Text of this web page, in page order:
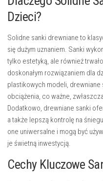
Dzieci?
Solidne sanki drewniane to
się dużym uznaniem. Sanki
tylko estetyką, ale również
doskonałym rozwiązaniem dla
plastikowych modeli, drewniane
obciążenia, co ważne,
Dodatkowo, drewniane sanki
a także lepszą kontrolę na
one uniwersalne i mogą być
je świetną inwestycją.
Cechy Kluczowe